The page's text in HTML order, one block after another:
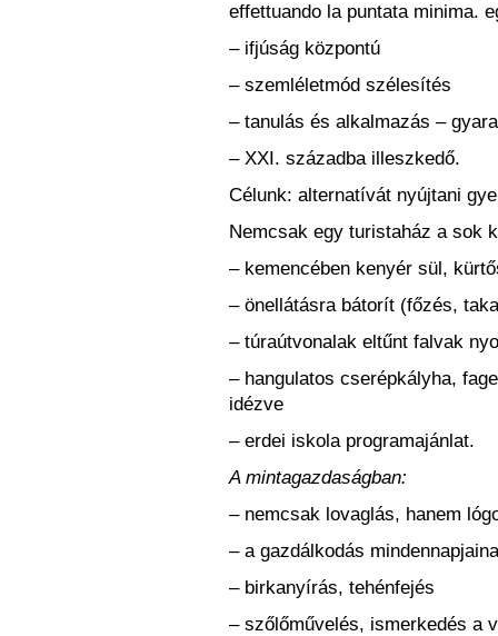
effettuando la puntata minima.
– ifjúság központú
– szemléletmód szélesítés
– tanulás és alkalmazás –
– XXI. századba illeszkedő.
Célunk: alternatívát nyújtani
Nemcsak egy turistaház a sok
– kemencében kenyér sül,
– önellátásra bátorít (főzés,
– túraútvonalak eltűnt falvak
– hangulatos cserépkályha,
idézve
– erdei iskola programajánlat.
A mintagazdaságban:
– nemcsak lovaglás, hanem
– a gazdálkodás
– birkanyírás, tehénfejés
– szőlőművelés, ismerkedés a